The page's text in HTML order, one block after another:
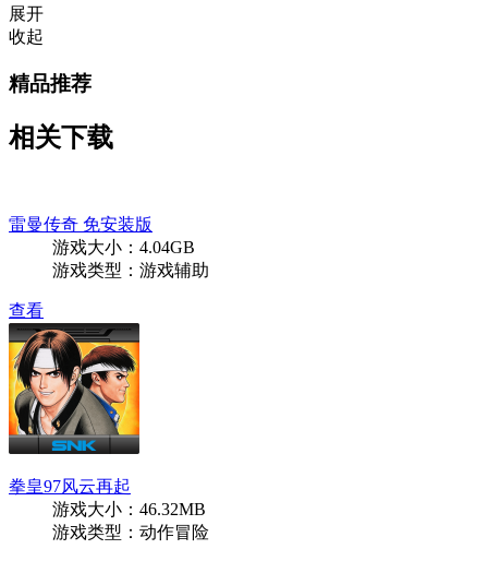
展开
收起
精品推荐
相关下载
雷曼传奇 免安装版
游戏大小：4.04GB
游戏类型：游戏辅助
查看
拳皇97风云再起
游戏大小：46.32MB
游戏类型：动作冒险